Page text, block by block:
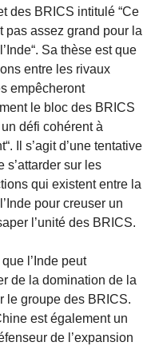
des BRICS intitulé “Ce
pas assez grand pour la
Sa thèse est que
entre les rivaux
empêcheront
le bloc des BRICS
défi cohérent à
Il s’agit d’une tentative
s’attarder sur les
qui existent entre la
pour creuser un
l’unité des BRICS.
que l’Inde peut
de la domination de la
le groupe des BRICS.
est également un
de l’expansion